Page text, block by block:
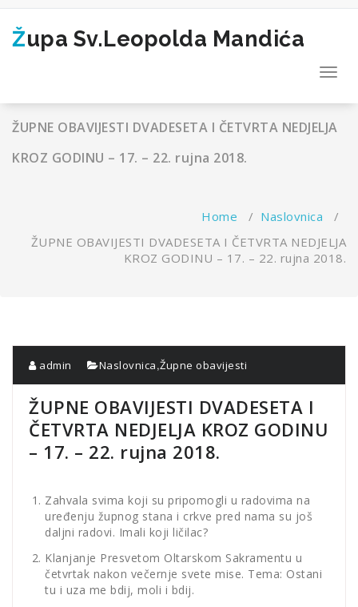
Skip
contentŽupa Sv.Leopolda Mandića
ŽUPNE OBAVIJESTI DVADESETA I ČETVRTA NEDJELJA
KROZ GODINU – 17. – 22. rujna 2018.
Home / Naslovnica /
ŽUPNE OBAVIJESTI DVADESETA I ČETVRTA NEDJELJA
KROZ GODINU – 17. – 22. rujna 2018.
admin Naslovnica,Župne obavijesti
ŽUPNE OBAVIJESTI DVADESETA I
ČETVRTA NEDJELJA KROZ GODINU
– 17. – 22. rujna 2018.
Zahvala svima koji su pripomogli u radovima na
uređenju župnog stana i crkve pred nama su još
daljni radovi. Imali koji ličilac?
Klanjanje Presvetom Oltarskom Sakramentu u
četvrtak nakon večernje svete mise. Tema: Ostani
tu i uza me bdij, moli i bdij.